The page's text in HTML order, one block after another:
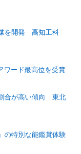
を開発 高知工科
ワード最高位を受賞
合が高い傾向 東北
の特別な能鑑賞体験